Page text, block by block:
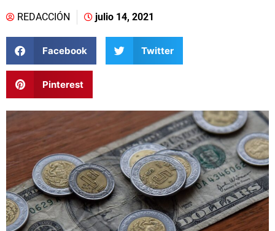
REDACCIÓN julio 14, 2021
Facebook Twitter
Pinterest